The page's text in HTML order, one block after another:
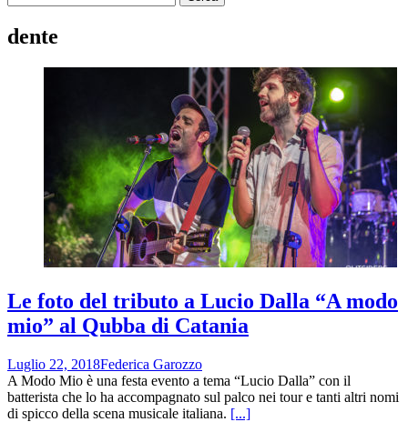
dente
Le foto del tributo a Lucio Dalla “A modo
mio” al Qubba di Catania
Luglio 22, 2018Federica Garozzo
A Modo Mio è una festa evento a tema “Lucio Dalla” con il
batterista che lo ha accompagnato sul palco nei tour e tanti altri nomi
di spicco della scena musicale italiana. [...]